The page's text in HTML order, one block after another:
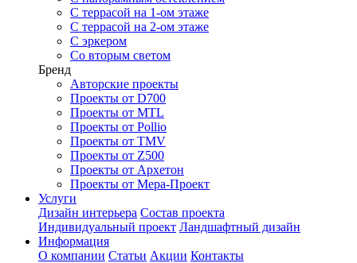
С террасой на 1-ом этаже
С террасой на 2-ом этаже
С эркером
Со вторым светом
Бренд
Авторские проекты
Проекты от D700
Проекты от MTL
Проекты от Pollio
Проекты от TMV
Проекты от Z500
Проекты от Архетон
Проекты от Мера-Проект
Услуги
Дизайн интерьера Состав проекта
Индивидуальный проект Ландшафтный дизайн
Информация
О компании Статьи Акции Контакты